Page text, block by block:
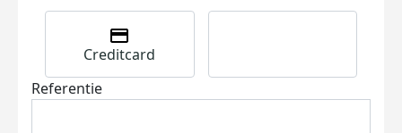
Creditcard
Referentie